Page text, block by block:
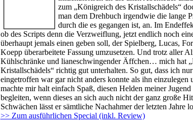
zum „Königreich des Kristallschädels“
man dem Drehbuch irgendwie die lange
durch die es gegangen ist, an. Im
ob des Scripts denn die Verzweiflung, jetzt endlich noch
überhaupt jemals einen geben soll, der Spielberg, Lucas,
Koepp überarbeitete Fassung umzusetzen. Und trotz aller
Kühlschränke und lianeschwingender Äffchen… mich hat
Kristallschädels“ richtig gut unterhalten. So gut, dass ich
eingetroffen war gar nicht anders konnte als ihn einzulegen
machte mir halt einfach Spaß, diesen Helden meiner
begleiten, wenn dieses an sich auch nicht der ganz große
Schwächen lässt er sämtliche Nachahmer der letzten Jahre
>> Zum ausführlichen Special (inkl. Review)